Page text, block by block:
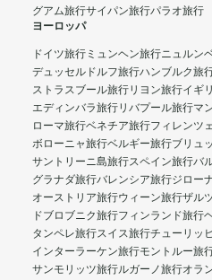
グアム旅行サイパン旅行パラオ旅行
ヨーロッパ
ドイツ旅行 ミュンヘン旅行ニュルン
デュッセルドルフ旅行ハンブルク旅
ストラスブール旅行リヨン旅行イギ
エディンバラ旅行リバプール旅行マ
ローマ旅行ベネチア旅行フィレンツ
ボローニャ旅行ベルギー旅行ブリュ
サントリーニ島旅行スペイン旅行バ
グラナダ旅行バレンシア旅行ジロー
オーストリア旅行ウィーン旅行ザル
ドブロブニク旅行フィンランド旅行
タンペレ旅行スイス旅行チューリッ
インターラーケン旅行モントルー旅
サンモリッツ旅行ルガーノ旅行オラ